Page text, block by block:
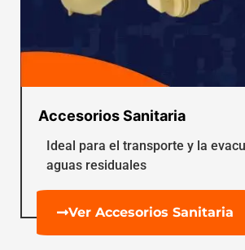
Accesorios Sanitaria
Ideal para el transporte y la
aguas residuales
Ver Accesorios Sanitaria